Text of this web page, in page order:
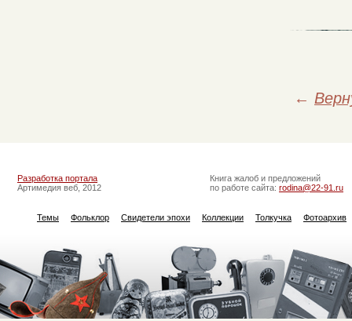
←
Разработка портала
Артимедия веб, 2012
Книга жалоб и предложений
по работе сайта: rodina@22-91.ru
Темы Фольклор Свидетели эпохи Коллекции Толкучка Фотоархив